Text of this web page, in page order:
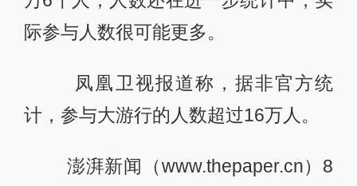
际参与人数很可能更多。
凤凰卫视报道称，据非官方统
计，参与大游行的人数超过16万人。
澎湃新闻（www.thepaper.cn）8